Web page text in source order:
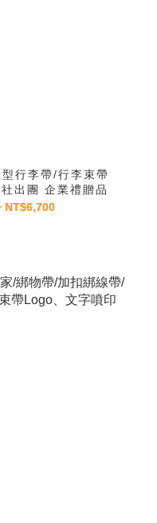
型行李帶/行李束帶
出團 企業禮贈品
NT$6,700